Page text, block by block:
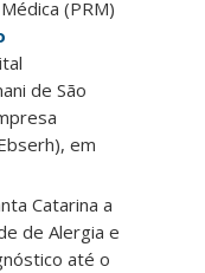
(PRM)
de São
em
Catarina a
de Alergia e
até o